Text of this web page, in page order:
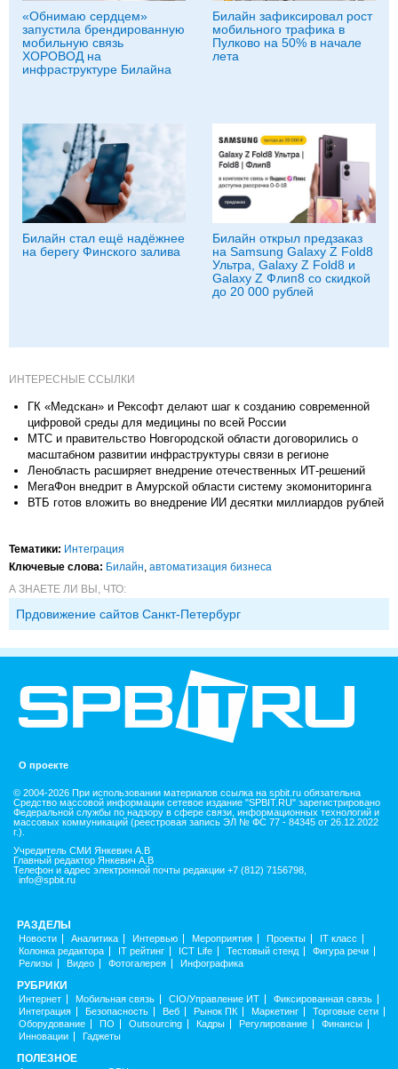
«Обнимаю сердцем»
запустила брендированную
мобильную связь
ХОРОВОД на
инфраструктуре Билайна
Билайн зафиксировал рост
мобильного трафика в
Пулково на 50% в начале
лета
Билайн стал ещё надёжнее
на берегу Финского залива
Билайн открыл предзаказ
на Samsung Galaxy Z Fold8
Ультра, Galaxy Z Fold8 и
Galaxy Z Флип8 со скидкой
до 20 000 рублей
ИНТЕРЕСНЫЕ ССЫЛКИ
ГК «Медскан» и Рексофт делают шаг к созданию современной
цифровой среды для медицины по всей России
МТС и правительство Новгородской области договорились о
масштабном развитии инфраструктуры связи в регионе
Ленобласть расширяет внедрение отечественных ИТ-решений
МегаФон внедрит в Амурской области систему экомониторинга
ВТБ готов вложить во внедрение ИИ десятки миллиардов рублей
Тематики: Интеграция
Ключевые слова: Билайн, автоматизация бизнеса
А ЗНАЕТЕ ЛИ ВЫ, ЧТО:
Прдовижение сайтов Санкт-Петербург
О проекте
© 2004-2026 При использовании материалов ссылка на spbit.ru обязательна
Средство массовой информации сетевое издание "SPBIT.RU" зарегистрировано
Федеральной службы по надзору в сфере связи, информационных технологий и
массовых коммуникаций (реестровая запись ЭЛ № ФС 77 - 84345 от 26.12.2022
г.).
Учредитель СМИ Янкевич А.В
Главный редактор Янкевич А.В
Телефон и адрес электронной почты редакции +7 (812) 7156798,
info@spbit.ru
РАЗДЕЛЫ
Новости Аналитика Интервью Мероприятия Проекты
IT класс
Колонка редактора
IT рейтинг ICT Life Тестовый стенд
Фигура речи
Релизы
Видео Фотогалерея Инфографика
РУБРИКИ
Интернет Мобильная связь CIO/Управление ИТ
Фиксированная связь
Интеграция
Безопасность Веб Рынок ПК Маркетинг
Торговые сети
Оборудование
ПО Outsourcing Кадры Регулирование
Финансы
Инновации
Гаджеты
ПОЛЕЗНОЕ